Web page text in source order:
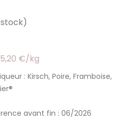
€/kg
: Kirsch, Poire, Framboise,
avant fin : 06/2026